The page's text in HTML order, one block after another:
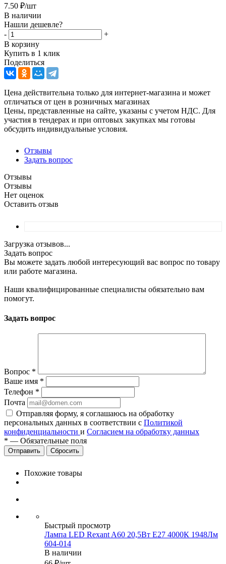
7.50 ₽/шт
В наличии
Нашли дешевле?
-
+
В корзину
Купить в 1 клик
Поделиться
Цена действительна только для интернет-магазина и может
отличаться от цен в розничных магазинах
Цены, представленные на сайте, указаны с учетом НДС. Для
участия в тендерах и при оптовых закупках мы готовы
обсудить индивидуальные условия.
Отзывы
Задать вопрос
Отзывы
Отзывы
Нет оценок
Оставить отзыв
Загрузка отзывов...
Задать вопрос
Вы можете задать любой интересующий вас вопрос по товару
или работе магазина.
Наши квалифицированные специалисты обязательно вам
помогут.
Задать вопрос
Вопрос *
Ваше имя *
Телефон *
Почта
Отправляя форму, я соглашаюсь на обработку
персональных данных в соответствии с Политикой
конфиденциальности и Согласием на обработку данных
* — Обязательные поля
Сбросить
Похожие товары
Быстрый просмотр
Лампа LED Rexant A60 20,5Вт Е27 4000К 1948Лм
604-014
В наличии